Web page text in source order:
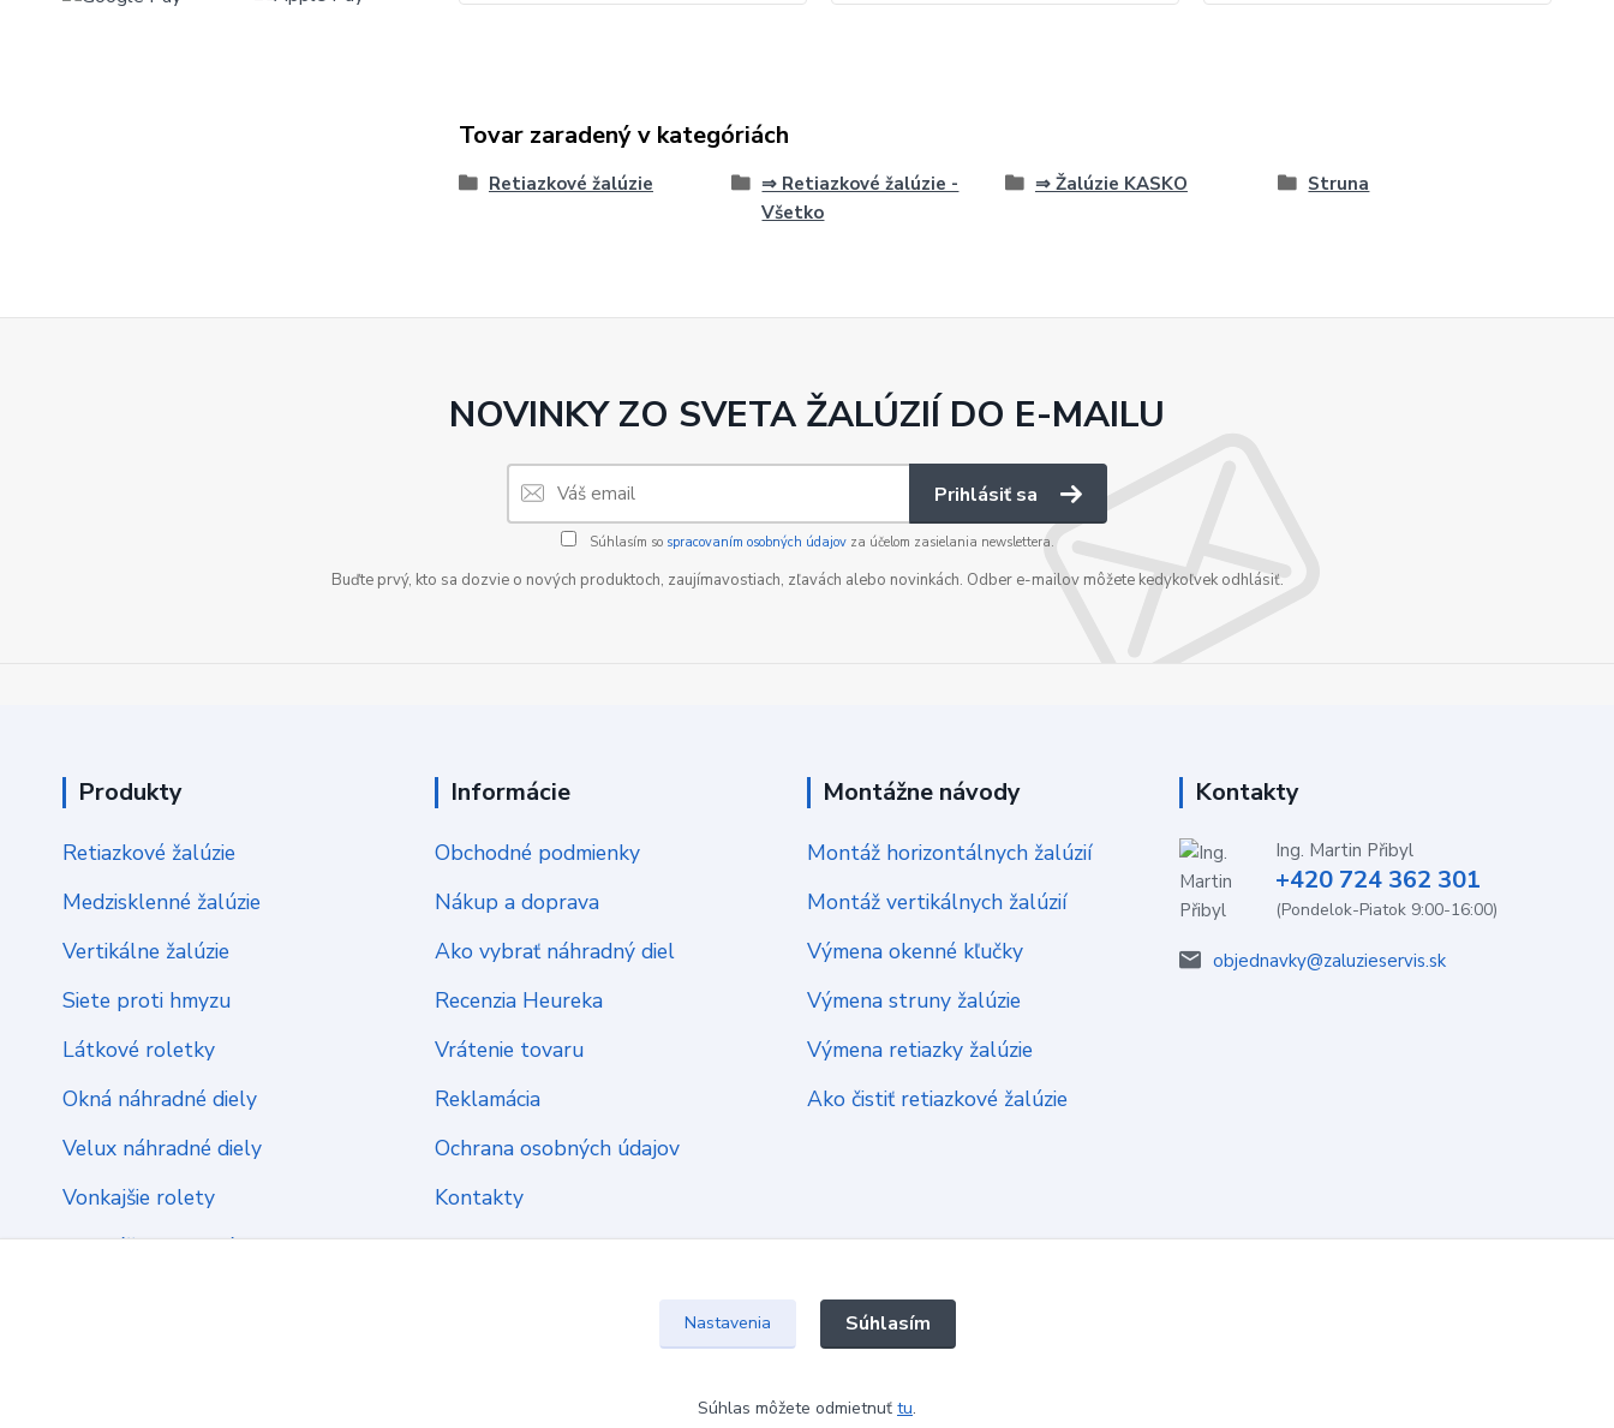
Tovar zaradený v kategóriách
Retiazkové žalúzie
⇒ Retiazkové žalúzie -
Všetko
⇒ Žalúzie KASKO Struna
NOVINKY ZO SVETA ŽALÚZIÍ DO E-MAILU
Prihlásiť sa
Súhlasím so spracovaním osobných údajovza účelom zasielania newslettera.
Buďte prvý, kto sa dozvie o nových produktoch, zaujímavostiach, zľavách alebo novinkách. Odber e-mailov môžete kedykoľvek odhlásiť.
Produkty
Retiazkové žalúzie
Medzisklenné žalúzie
Vertikálne žalúzie
Siete proti hmyzu
Látkové roletky
Okná náhradné diely
Velux náhradné diely
Vonkajšie rolety
Montážny materiál
Informácie
Obchodné podmienky
Nákup a doprava
Ako vybrať náhradný diel
Recenzia Heureka
Vrátenie tovaru
Reklamácia
Ochrana osobných údajov
Kontakty
Montážne návody
Montáž horizontálnych žalúzií
Montáž vertikálnych žalúzií
Výmena okenné kľučky
Výmena struny žalúzie
Výmena retiazky žalúzie
Ako čistiť retiazkové žalúzie
Kontakty
Ing. Martin Přibyl
+420 724 362 301
(Pondelok-Piatok 9:00-16:00)
objednavky@zaluzieservis.sk
Nastavenia Súhlasím
Súhlas môžete odmietnuť tu.